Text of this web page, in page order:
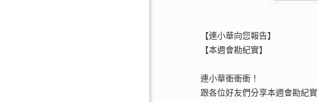
【連小華向您報告】
【本週會勘紀實】
連小華衝衝衝！
跟各位好友們分享本週會勘紀實